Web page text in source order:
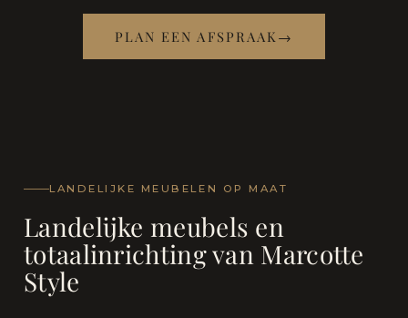
PLAN EEN AFSPRAAK →
LANDELIJKE MEUBELEN OP MAAT
Landelijke meubels en
totaalinrichting van Marcotte
Style